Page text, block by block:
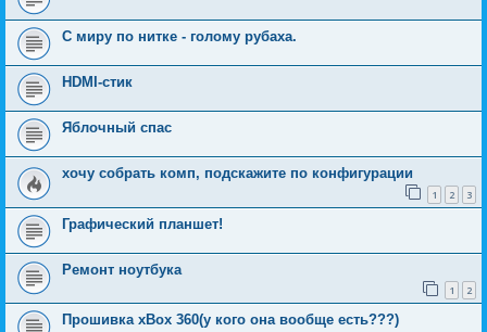
С миру по нитке - голому рубаха.
HDMI-стик
Яблочный спас
хочу собрать комп, подскажите по конфигурации
1 2 3
Графический планшет!
Ремонт ноутбука
1 2
Прошивка xBox 360(у кого она вообще есть???)